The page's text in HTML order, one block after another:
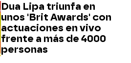
Dua Lipa triunfa en
unos 'Brit Awards' con
actuaciones en vivo
frente a más de 4000
personas